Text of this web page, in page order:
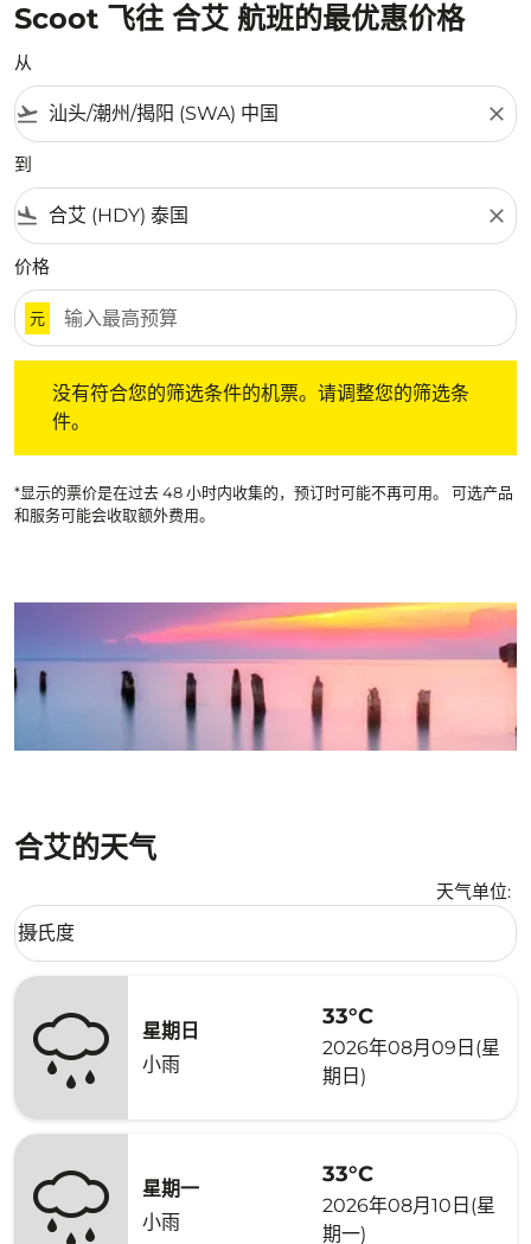
Scoot 飞往 合艾 航班的最优惠价格
从
flight_takeoff close
到
flight_land close
价格
元
没有符合您的筛选条件的机票。请调整您的筛选条
件。
*显示的票价是在过去 48 小时内收集的，预订时可能不再可用。 可选产品
和服务可能会收取额外费用。
合艾的天气
天气单位:
Weather unit option 摄氏度 Selected
摄氏度
keyboard_arrow_down
星期日
小雨
33°C
2026年08月09日(星
期日)
星期一
小雨
33°C
2026年08月10日(星
期一)